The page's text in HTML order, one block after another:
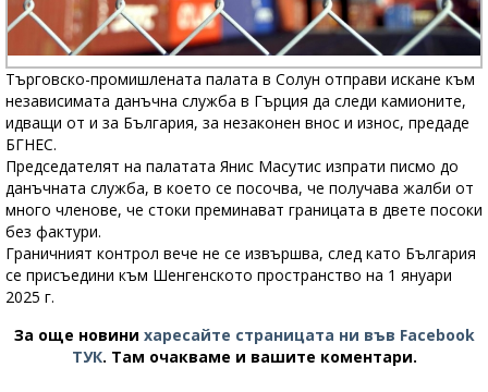
Търговско-промишлената палата в Солун отправи искане към
независимата данъчна служба в Гърция да следи камионите,
идващи от и за България, за незаконен внос и износ, предаде
БГНЕС.
Председателят на палатата Янис Масутис изпрати писмо до
данъчната служба, в което се посочва, че получава жалби от
много членове, че стоки преминават границата в двете посоки
без фактури.
Граничният контрол вече не се извършва, след като България
се присъедини към Шенгенското пространство на 1 януари
2025 г.
За още новини харесайте страницата ни във Facebook
ТУК. Там очакваме и вашите коментари.